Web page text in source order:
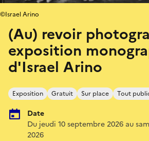
(Au) revoir
exposition
d'Israel Arino
Exposition Gratuit Sur place Tout
Date
Du jeudi 10 septembre 2026 au
2026
©Israel Arino